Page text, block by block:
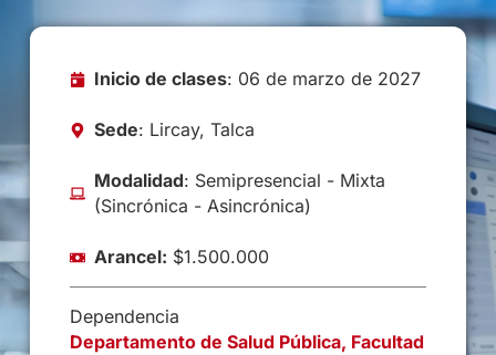
Inicio de clases: 06 de marzo de 2027
Sede: Lircay, Talca
Modalidad: Semipresencial - Mixta
(Sincrónica - Asincrónica)
Arancel: $1.500.000
Dependencia
Departamento de Salud Pública, Facultad